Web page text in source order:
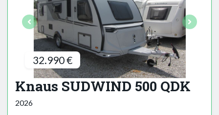
32.990 €
Knaus SUDWIND 500 QDK
2026